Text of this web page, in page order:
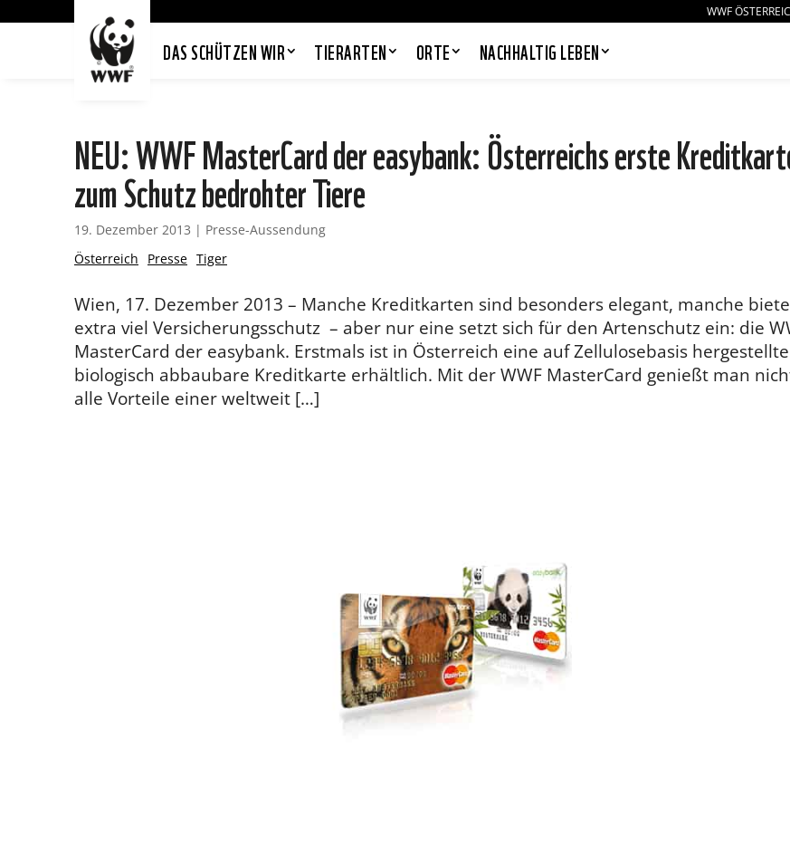
WWF
DAS SCHÜTZEN WIR TIERARTEN ORTE NACHHALTIG LEBEN
NEU: WWF MasterCard der easybank: Österreichs erste
zum Schutz bedrohter Tiere
19. Dezember 2013 | Presse-Aussendung
Österreich
Presse Tiger
Wien, 17. Dezember 2013 – Manche Kreditkarten sind besonders elegant, manche
extra viel Versicherungsschutz – aber nur eine setzt sich für den Artenschutz ein: die
MasterCard der easybank. Erstmals ist in Österreich eine auf Zellulosebasis
biologisch abbaubare Kreditkarte erhältlich. Mit der WWF MasterCard genießt man
alle Vorteile einer weltweit […]
Datenschutzerklärung. Unter
Einstellungen kannst du verwalten,
welche Art von Cookies gesetzt werden.
Deine Auswahl kannst du über den
entsprechenden Link im Footer der
Website jederzeit widerrufen.